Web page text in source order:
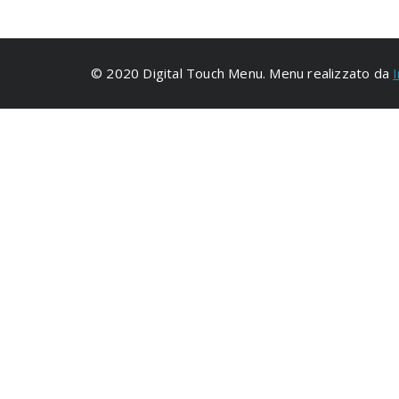
© 2020 Digital Touch Menu. Menu realizzato da